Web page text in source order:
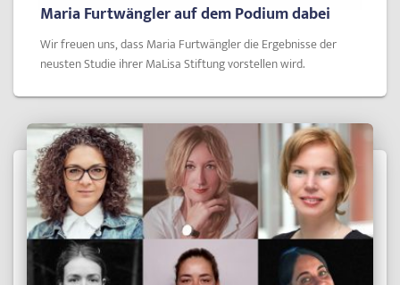
Maria Furtwängler auf dem Podium dabei
Wir freuen uns, dass Maria Furtwängler die Ergebnisse der
neusten Studie ihrer MaLisa Stiftung vorstellen wird.